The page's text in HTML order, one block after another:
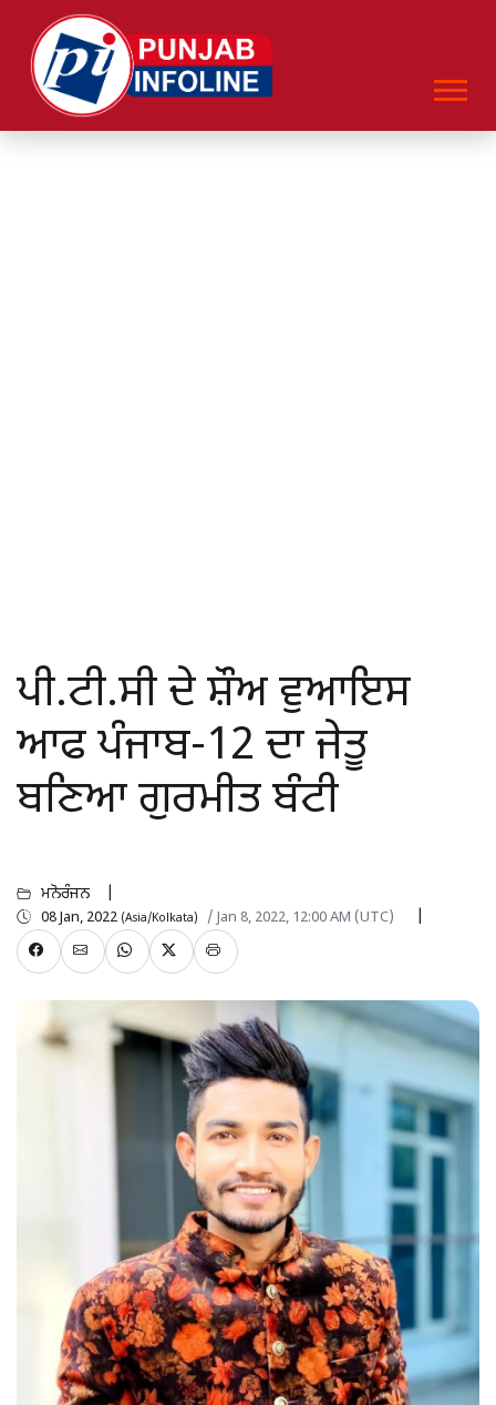
ਪੀ.ਟੀ.ਸੀ ਦੇ ਸ਼ੌਅ ਵੁਆਇਸ
ਆਫ ਪੰਜਾਬ-12 ਦਾ ਜੇਤੂ
ਬਣਿਆ ਗੁਰਮੀਤ ਬੰਟੀ
ਮਨੋਰੰਜਨ
08 Jan, 2022 (Asia/Kolkata) / Jan 8, 2022, 12:00 AM (UTC)